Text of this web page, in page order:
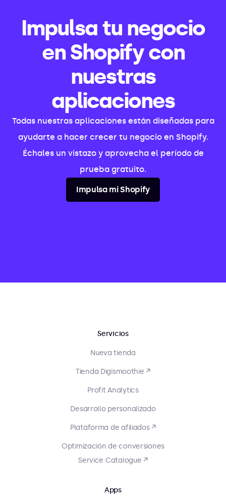
Impulsa tu negocio
en Shopify con
nuestras
aplicaciones
Todas nuestras aplicaciones están diseñadas para
ayudarte a hacer crecer tu negocio en Shopify.
Échales un vistazo y aprovecha el período de
prueba gratuito.
Impulsa mi Shopify
Servicios
Nueva tienda
Tienda Digismoothie ↗
Profit Analytics
Desarrollo personalizado
Plataforma de afiliados ↗
Optimización de conversiones
Service Catalogue ↗
Apps